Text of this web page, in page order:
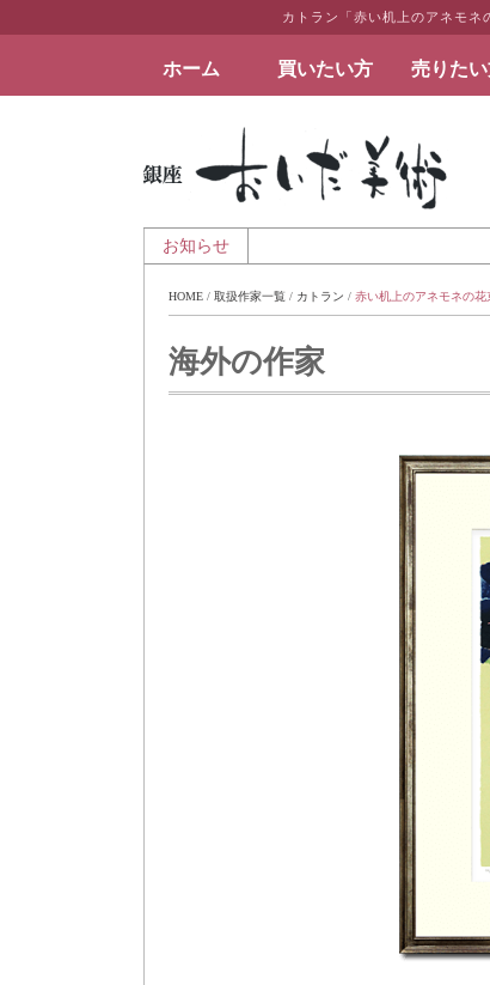
カトラン「赤い机上のアネモネ
ホーム 買いたい方 売りた
絵画など美術品の販売と買取 | 東京・銀座
お知らせ
HOME / 取扱作家一覧 / カトラン / 赤い机上のアネモネの花
海外の作家